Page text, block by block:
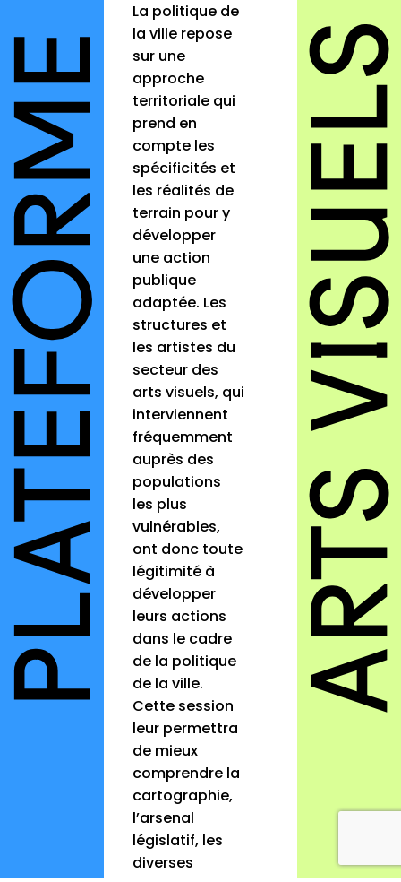
La politique de
la ville repose
sur une
approche
territoriale qui
prend en
compte les
spécificités et
les réalités de
terrain pour y
développer
une action
publique
adaptée. Les
structures et
les artistes du
secteur des
arts visuels, qui
interviennent
fréquemment
auprès des
populations
les plus
vulnérables,
ont donc toute
légitimité à
développer
leurs actions
dans le cadre
de la politique
de la ville.
Cette session
leur permettra
de mieux
comprendre la
cartographie,
l’arsenal
législatif, les
diverses